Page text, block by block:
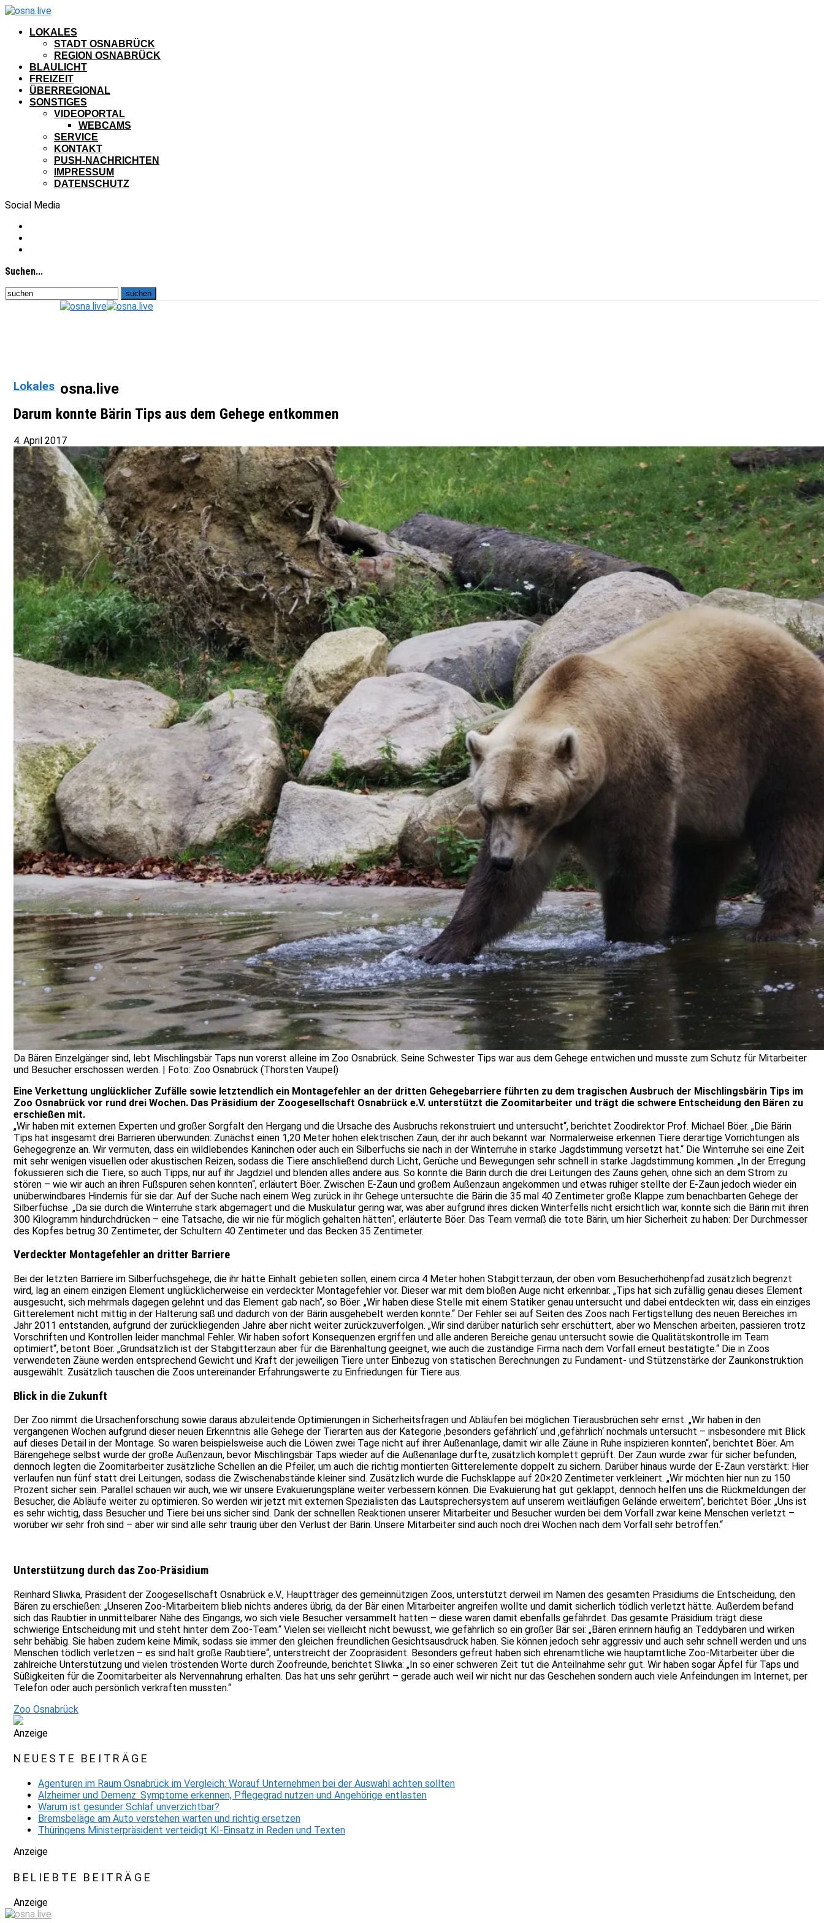
LOKALES
STADT OSNABRÜCK
REGION OSNABRÜCK
BLAULICHT
FREIZEIT
ÜBERREGIONAL
SONSTIGES
VIDEOPORTAL
WEBCAMS
SERVICE
KONTAKT
PUSH-NACHRICHTEN
IMPRESSUM
DATENSCHUTZ
Social Media
Suchen...
osna.live
Lokales
Darum konnte Bärin Tips aus dem Gehege entkommen
4. April 2017
Da Bären Einzelgänger sind, lebt Mischlingsbär Taps nun vorerst alleine im Zoo Osnabrück. Seine Schwester Tips war aus dem Gehege entwichen und musste zum Schutz für Mitarbeiter
und Besucher erschossen werden. | Foto: Zoo Osnabrück (Thorsten Vaupel)
Eine Verkettung unglücklicher Zufälle sowie letztendlich ein Montagefehler an der dritten Gehegebarriere führten zu dem tragischen Ausbruch der Mischlingsbärin Tips im
Zoo Osnabrück vor rund drei Wochen. Das Präsidium der Zoogesellschaft Osnabrück e.V. unterstützt die Zoomitarbeiter und trägt die schwere Entscheidung den Bären zu
erschießen mit.
„Wir haben mit externen Experten und großer Sorgfalt den Hergang und die Ursache des Ausbruchs rekonstruiert und untersucht“, berichtet Zoodirektor Prof. Michael Böer. „Die Bärin
Tips hat insgesamt drei Barrieren überwunden: Zunächst einen 1,20 Meter hohen elektrischen Zaun, der ihr auch bekannt war. Normalerweise erkennen Tiere derartige Vorrichtungen als
Gehegegrenze an. Wir vermuten, dass ein wildlebendes Kaninchen oder auch ein Silberfuchs sie nach in der Winterruhe in starke Jagdstimmung versetzt hat.“ Die Winterruhe sei eine Zeit
mit sehr wenigen visuellen oder akustischen Reizen, sodass die Tiere anschließend durch Licht, Gerüche und Bewegungen sehr schnell in starke Jagdstimmung kommen. „In der Erregung
fokussieren sich die Tiere, so auch Tipps, nur auf ihr Jagdziel und blenden alles andere aus. So konnte die Bärin durch die drei Leitungen des Zauns gehen, ohne sich an dem Strom zu
stören – wie wir auch an ihren Fußspuren sehen konnten“, erläutert Böer. Zwischen E-Zaun und großem Außenzaun angekommen und etwas ruhiger stellte der E-Zaun jedoch wieder ein
unüberwindbares Hindernis für sie dar. Auf der Suche nach einem Weg zurück in ihr Gehege untersuchte die Bärin die 35 mal 40 Zentimeter große Klappe zum benachbarten Gehege der
Silberfüchse. „Da sie durch die Winterruhe stark abgemagert und die Muskulatur gering war, was aber aufgrund ihres dicken Winterfells nicht ersichtlich war, konnte sich die Bärin mit ihren
300 Kilogramm hindurchdrücken – eine Tatsache, die wir nie für möglich gehalten hätten“, erläuterte Böer. Das Team vermaß die tote Bärin, um hier Sicherheit zu haben: Der Durchmesser
des Kopfes betrug 30 Zentimeter, der Schultern 40 Zentimeter und das Becken 35 Zentimeter.
Verdeckter Montagefehler an dritter Barriere
Bei der letzten Barriere im Silberfuchsgehege, die ihr hätte Einhalt gebieten sollen, einem circa 4 Meter hohen Stabgitterzaun, der oben vom Besucherhöhenpfad zusätzlich begrenzt
wird, lag an einem einzigen Element unglücklicherweise ein verdeckter Montagefehler vor. Dieser war mit dem bloßen Auge nicht erkennbar. „Tips hat sich zufällig genau dieses Element
ausgesucht, sich mehrmals dagegen gelehnt und das Element gab nach“, so Böer. „Wir haben diese Stelle mit einem Statiker genau untersucht und dabei entdeckten wir, dass ein einziges
Gitterelement nicht mittig in der Halterung saß und dadurch von der Bärin ausgehebelt werden konnte.“ Der Fehler sei auf Seiten des Zoos nach Fertigstellung des neuen Bereiches im
Jahr 2011 entstanden, aufgrund der zurückliegenden Jahre aber nicht weiter zurückzuverfolgen. „Wir sind darüber natürlich sehr erschüttert, aber wo Menschen arbeiten, passieren trotz
Vorschriften und Kontrollen leider manchmal Fehler. Wir haben sofort Konsequenzen ergriffen und alle anderen Bereiche genau untersucht sowie die Qualitätskontrolle im Team
optimiert“, betont Böer. „Grundsätzlich ist der Stabgitterzaun aber für die Bärenhaltung geeignet, wie auch die zuständige Firma nach dem Vorfall erneut bestätigte.“ Die in Zoos
verwendeten Zäune werden entsprechend Gewicht und Kraft der jeweiligen Tiere unter Einbezug von statischen Berechnungen zu Fundament- und Stützenstärke der Zaunkonstruktion
ausgewählt. Zusätzlich tauschen die Zoos untereinander Erfahrungswerte zu Einfriedungen für Tiere aus.
Blick in die Zukunft
Der Zoo nimmt die Ursachenforschung sowie daraus abzuleitende Optimierungen in Sicherheitsfragen und Abläufen bei möglichen Tierausbrüchen sehr ernst. „Wir haben in den
vergangenen Wochen aufgrund dieser neuen Erkenntnis alle Gehege der Tierarten aus der Kategorie ‚besonders gefährlich‘ und ‚gefährlich‘ nochmals untersucht – insbesondere mit Blick
auf dieses Detail in der Montage. So waren beispielsweise auch die Löwen zwei Tage nicht auf ihrer Außenanlage, damit wir alle Zäune in Ruhe inspizieren konnten“, berichtet Böer. Am
Bärengehege selbst wurde der große Außenzaun, bevor Mischlingsbär Taps wieder auf die Außenanlage durfte, zusätzlich komplett geprüft. Der Zaun wurde zwar für sicher befunden,
dennoch legten die Zoomitarbeiter zusätzliche Schellen an die Pfeiler, um auch die richtig montierten Gitterelemente doppelt zu sichern. Darüber hinaus wurde der E-Zaun verstärkt: Hier
verlaufen nun fünf statt drei Leitungen, sodass die Zwischenabstände kleiner sind. Zusätzlich wurde die Fuchsklappe auf 20×20 Zentimeter verkleinert. „Wir möchten hier nun zu 150
Prozent sicher sein. Parallel schauen wir auch, wie wir unsere Evakuierungspläne weiter verbessern können. Die Evakuierung hat gut geklappt, dennoch helfen uns die Rückmeldungen der
Besucher, die Abläufe weiter zu optimieren. So werden wir jetzt mit externen Spezialisten das Lautsprechersystem auf unserem weitläufigen Gelände erweitern“, berichtet Böer. „Uns ist
es sehr wichtig, dass Besucher und Tiere bei uns sicher sind. Dank der schnellen Reaktionen unserer Mitarbeiter und Besucher wurden bei dem Vorfall zwar keine Menschen verletzt –
worüber wir sehr froh sind – aber wir sind alle sehr traurig über den Verlust der Bärin. Unsere Mitarbeiter sind auch noch drei Wochen nach dem Vorfall sehr betroffen.“
Unterstützung durch das Zoo-Präsidium
Reinhard Sliwka, Präsident der Zoogesellschaft Osnabrück e.V., Hauptträger des gemeinnützigen Zoos, unterstützt derweil im Namen des gesamten Präsidiums die Entscheidung, den
Bären zu erschießen: „Unseren Zoo-Mitarbeitern blieb nichts anderes übrig, da der Bär einen Mitarbeiter angreifen wollte und damit sicherlich tödlich verletzt hätte. Außerdem befand
sich das Raubtier in unmittelbarer Nähe des Eingangs, wo sich viele Besucher versammelt hatten – diese waren damit ebenfalls gefährdet. Das gesamte Präsidium trägt diese
schwierige Entscheidung mit und steht hinter dem Zoo-Team.“ Vielen sei vielleicht nicht bewusst, wie gefährlich so ein großer Bär sei: „Bären erinnern häufig an Teddybären und wirken
sehr behäbig. Sie haben zudem keine Mimik, sodass sie immer den gleichen freundlichen Gesichtsausdruck haben. Sie können jedoch sehr aggressiv und auch sehr schnell werden und uns
Menschen tödlich verletzen – es sind halt große Raubtiere“, unterstreicht der Zoopräsident. Besonders gefreut haben sich ehrenamtliche wie hauptamtliche Zoo-Mitarbeiter über die
zahlreiche Unterstützung und vielen tröstenden Worte durch Zoofreunde, berichtet Sliwka: „In so einer schweren Zeit tut die Anteilnahme sehr gut. Wir haben sogar Äpfel für Taps und
Süßigkeiten für die Zoomitarbeiter als Nervennahrung erhalten. Das hat uns sehr gerührt – gerade auch weil wir nicht nur das Geschehen sondern auch viele Anfeindungen im Internet, per
Telefon oder auch persönlich verkraften mussten.“
Zoo Osnabrück
Anzeige
NEUESTE BEITRÄGE
Agenturen im Raum Osnabrück im Vergleich: Worauf Unternehmen bei der Auswahl achten sollten
Alzheimer und Demenz: Symptome erkennen, Pflegegrad nutzen und Angehörige entlasten
Warum ist gesunder Schlaf unverzichtbar?
Bremsbeläge am Auto verstehen warten und richtig ersetzen
Thüringens Ministerpräsident verteidigt KI-Einsatz in Reden und Texten
Anzeige
BELIEBTE BEITRÄGE
Anzeige